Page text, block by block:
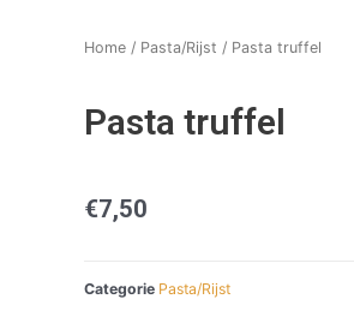
Home / Pasta/Rijst / Pasta truffel
Pasta truffel
€7,50
Categorie Pasta/Rijst